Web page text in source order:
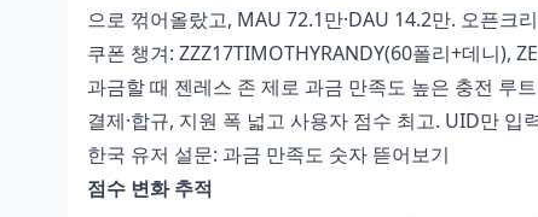
으로 꺾어올랐고, MAU 72.1만·DAU 14.2만. 오픈크
쿠폰 챙겨: ZZZ17TIMOTHYRANDY(60폴리+데니),
과금할 때 젠레스 존 제로 과금 만족도 높은 충전 루트
결제·합규, 지원 폭 넓고 사용자 점수 최고. UID만 입
한국 유저 설문: 과금 만족도 숫자 뜯어보기
점수 변화 추적